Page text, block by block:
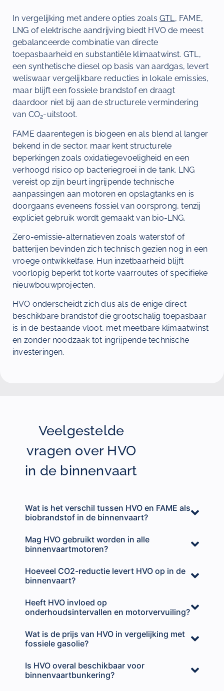
In vergelijking met andere opties zoals GTL, FAME,
LNG of elektrische aandrijving biedt HVO de meest
gebalanceerde combinatie van directe
toepasbaarheid en substantiële klimaatwinst. GTL,
een synthetische diesel op basis van aardgas, levert
weliswaar vergelijkbare reducties in lokale emissies,
maar blijft een fossiele brandstof en draagt
daardoor niet bij aan de structurele vermindering
van CO2-uitstoot.
FAME daarentegen is biogeen en als blend al langer
bekend in de sector, maar kent structurele
beperkingen zoals oxidatiegevoeligheid en een
verhoogd risico op bacteriegroei in de tank. LNG
vereist op zijn beurt ingrijpende technische
aanpassingen aan motoren en opslagtanks en is
doorgaans eveneens fossiel van oorsprong, tenzij
expliciet gebruik wordt gemaakt van bio-LNG.
Zero-emissie-alternatieven zoals waterstof of
batterijen bevinden zich technisch gezien nog in een
vroege ontwikkelfase. Hun inzetbaarheid blijft
voorlopig beperkt tot korte vaarroutes of specifieke
nieuwbouwprojecten.
HVO onderscheidt zich dus als de enige direct
beschikbare brandstof die grootschalig toepasbaar
is in de bestaande vloot, met meetbare klimaatwinst
en zonder noodzaak tot ingrijpende technische
investeringen.
Veelgestelde
vragen over HVO
in de binnenvaart
Wat is het verschil tussen HVO en FAME als
biobrandstof in de binnenvaart?
Mag HVO gebruikt worden in alle
binnenvaartmotoren?
Hoeveel CO2-reductie levert HVO op in de
binnenvaart?
Heeft HVO invloed op
onderhoudsintervallen en motorvervuiling?
Wat is de prijs van HVO in vergelijking met
fossiele gasolie?
Is HVO overal beschikbaar voor
binnenvaartbunkering?